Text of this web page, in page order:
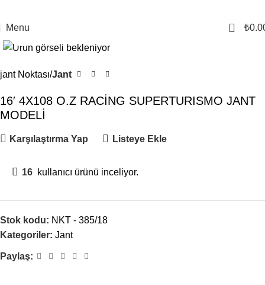
Menu 0 ₺
jant Noktası Jant
16′ 4X108 O.Z RACİNG SUPERTURISMO JANT
MODELİ
Karşılaştırma Yap Listeye Ekle
16 kullanıcı ürünü inceliyor.
Stok kodu: NKT - 385/18
Kategoriler: Jant
Paylaş: